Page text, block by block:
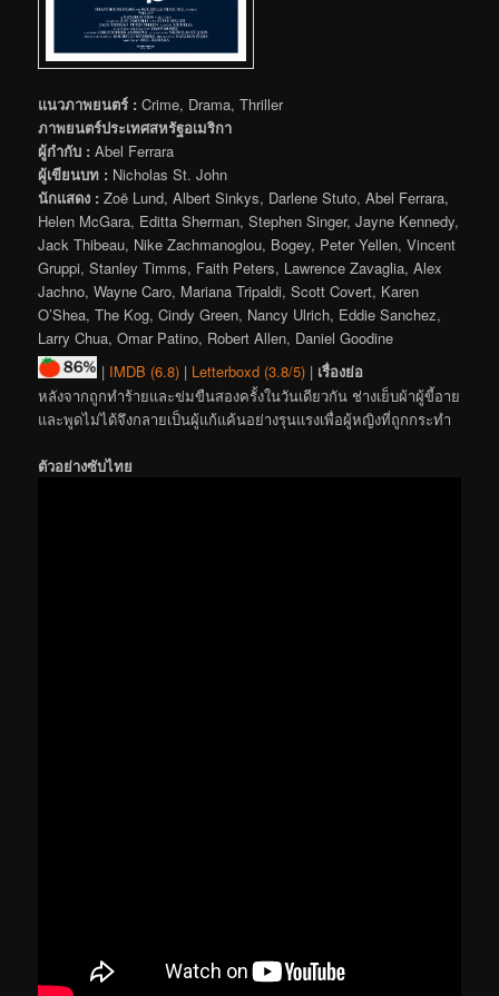
แนวภาพยนตร์ : Crime, Drama, Thriller
ภาพยนตร์ประเทศสหรัฐอเมริกา
ผู้กำกับ : Abel Ferrara
ผู้เขียนบท : Nicholas St. John
นักแสดง : Zoë Lund, Albert Sinkys, Darlene Stuto, Abel Ferrara,
Helen McGara, Editta Sherman, Stephen Singer, Jayne Kennedy,
Jack Thibeau, Nike Zachmanoglou, Bogey, Peter Yellen, Vincent
Gruppi, Stanley Timms, Faith Peters, Lawrence Zavaglia, Alex
Jachno, Wayne Caro, Mariana Tripaldi, Scott Covert, Karen
O’Shea, The Kog, Cindy Green, Nancy Ulrich, Eddie Sanchez,
Larry Chua, Omar Patino, Robert Allen, Daniel Goodine
| IMDB (6.8)| Letterboxd (3.8/5)| เรื่องย่อ
หลังจากถูกทำร้ายและข่มขืนสองครั้งในวันเดียวกัน ช่างเย็บผ้าผู้ขี้อาย
และพูดไม่ได้จึงกลายเป็นผู้แก้แค้นอย่างรุนแรงเพื่อผู้หญิงที่ถูกกระทำ
ตัวอย่างซับไทย